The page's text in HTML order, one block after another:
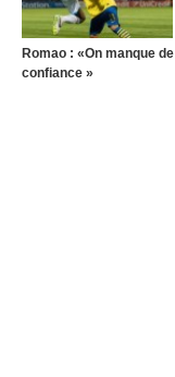
Romao : «On manque de
confiance »